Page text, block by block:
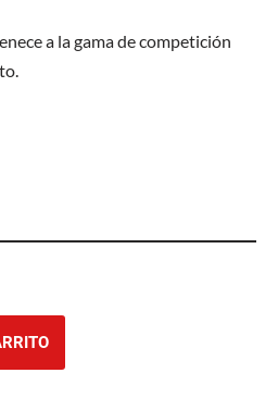
a la gama de competición